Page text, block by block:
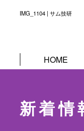
IMG_1104 | サム技研
HOME
新着情